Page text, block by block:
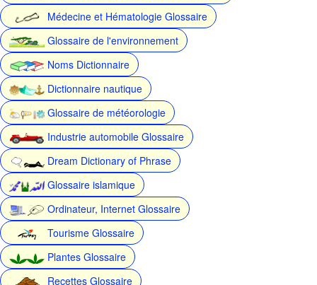
Médecine et Hématologie Glossaire
Glossaire de l'environnement
Noms Dictionnaire
Dictionnaire nautique
Glossaire de météorologie
Industrie automobile Glossaire
Dream Dictionary of Phrase
Glossaire islamique
Ordinateur, Internet Glossaire
Tourisme Glossaire
Plantes Glossaire
Recettes Glossaire